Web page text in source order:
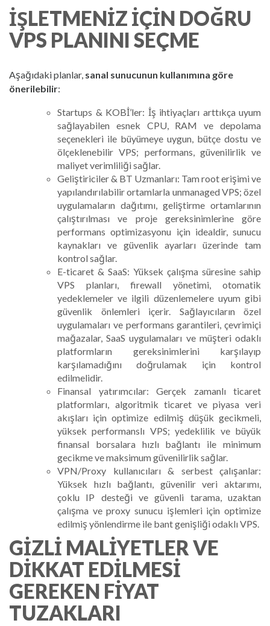
İŞLETMENIZ IÇIN DOĞRU
VPS PLANINI SEÇME
Aşağıdaki planlar, sanal sunucunun kullanımına göre
önerilebilir:
Startups & KOBİ’ler: İş ihtiyaçları arttıkça uyum
sağlayabilen esnek CPU, RAM ve depolama
seçenekleri ile büyümeye uygun, bütçe dostu ve
ölçeklenebilir VPS; performans, güvenilirlik ve
maliyet verimliliği sağlar.
Geliştiriciler & BT Uzmanları: Tam root erişimi ve
yapılandırılabilir ortamlarla unmanaged VPS; özel
uygulamaların dağıtımı, geliştirme ortamlarının
çalıştırılması ve proje gereksinimlerine göre
performans optimizasyonu için idealdir, sunucu
kaynakları ve güvenlik ayarları üzerinde tam
kontrol sağlar.
E-ticaret & SaaS: Yüksek çalışma süresine sahip
VPS planları, firewall yönetimi, otomatik
yedeklemeler ve ilgili düzenlemelere uyum gibi
güvenlik önlemleri içerir. Sağlayıcıların özel
uygulamaları ve performans garantileri, çevrimiçi
mağazalar, SaaS uygulamaları ve müşteri odaklı
platformların gereksinimlerini karşılayıp
karşılamadığını doğrulamak için kontrol
edilmelidir.
Finansal yatırımcılar: Gerçek zamanlı ticaret
platformları, algoritmik ticaret ve piyasa veri
akışları için optimize edilmiş düşük gecikmeli,
yüksek performanslı VPS; yedeklilik ve büyük
finansal borsalara hızlı bağlantı ile minimum
gecikme ve maksimum güvenilirlik sağlar.
VPN/Proxy kullanıcıları & serbest çalışanlar:
Yüksek hızlı bağlantı, güvenilir veri aktarımı,
çoklu IP desteği ve güvenli tarama, uzaktan
çalışma ve proxy sunucu işlemleri için optimize
edilmiş yönlendirme ile bant genişliği odaklı VPS.
GIZLI MALIYETLER VE
DIKKAT EDILMESI
GEREKEN FIYAT
TUZAKLARI